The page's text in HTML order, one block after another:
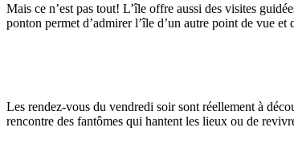
Mais ce n’est pas tout! L’île offre aussi des visites
ponton permet d’admirer l’île d’un autre point de vue et
Les rendez-vous du vendredi soir sont réellement à
rencontre des fantômes qui hantent les lieux ou de